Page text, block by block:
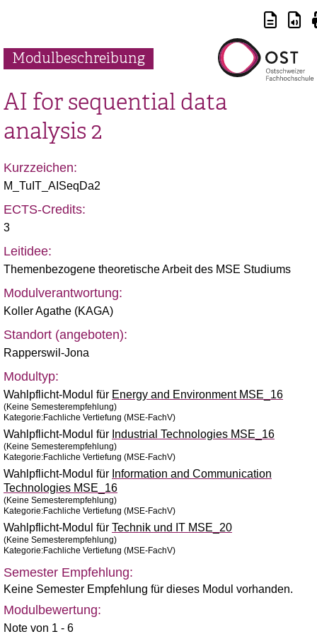
Modulbeschreibung
AI for sequential data
analysis 2
Kurzzeichen:
M_TuIT_AISeqDa2
ECTS-Credits:
3
Leitidee:
Themenbezogene theoretische Arbeit des MSE Studiums
Modulverantwortung:
Koller Agathe (KAGA)
Standort (angeboten):
Rapperswil-Jona
Modultyp:
Wahlpflicht-Modul für Energy and Environment MSE_16
(Keine Semesterempfehlung)
Kategorie:Fachliche Vertiefung (MSE-FachV)
Wahlpflicht-Modul für Industrial Technologies MSE_16
(Keine Semesterempfehlung)
Kategorie:Fachliche Vertiefung (MSE-FachV)
Wahlpflicht-Modul für Information and Communication
Technologies MSE_16
(Keine Semesterempfehlung)
Kategorie:Fachliche Vertiefung (MSE-FachV)
Wahlpflicht-Modul für Technik und IT MSE_20
(Keine Semesterempfehlung)
Kategorie:Fachliche Vertiefung (MSE-FachV)
Semester Empfehlung:
Keine Semester Empfehlung für dieses Modul vorhanden.
Modulbewertung:
Note von 1 - 6